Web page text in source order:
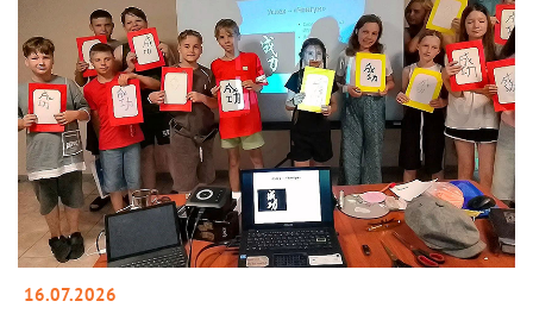
16.07.2026